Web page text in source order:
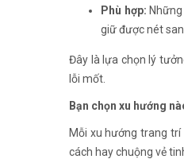
Phù hợp:
giữ được nét
Đây là lựa chọn lý
lỗi mốt.
Bạn chọn xu hướng
Mỗi xu hướng trang
cách hay chuộng vẻ